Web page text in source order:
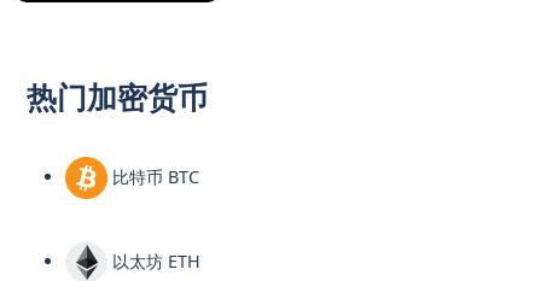
热门加密货币
比特币 BTC
以太坊 ETH